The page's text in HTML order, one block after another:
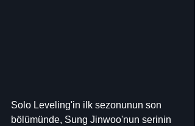
Solo Leveling'in ilk sezonunun son
bölümünde, Sung Jinwoo'nun serinin